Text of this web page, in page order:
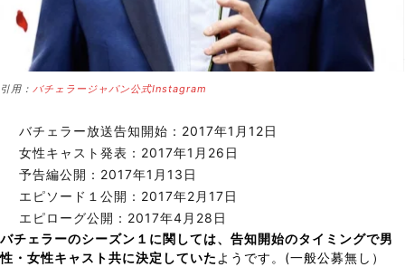
引用： バチェラージャパン公式Instagram
バチェラー放送告知開始：2017年1月12日
女性キャスト発表：2017年1月26日
予告編公開：2017年1月13日
エピソード１公開：2017年2月17日
エピローグ公開：2017年4月28日
バチェラーのシーズン１に関しては、告知開始のタイミングで男
性・女性キャスト共に決定していた ようです。(一般公募無し）